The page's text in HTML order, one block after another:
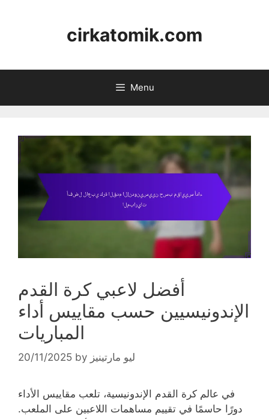
cirkatomik.com
Menu
أفضل لاعبي كرة القدم
الإندونيسيين حسب مقاييس أداء
المباريات
20/11/2025 by ليو مارتينيز
في عالم كرة القدم الإندونيسية، تلعب مقاييس الأداء
دورًا حاسمًا في تقييم مساهمات اللاعبين على الملعب.